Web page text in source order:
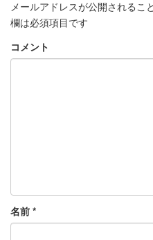
メールアドレスが公開されるこ
欄は必須項目です
コメント
名前 *